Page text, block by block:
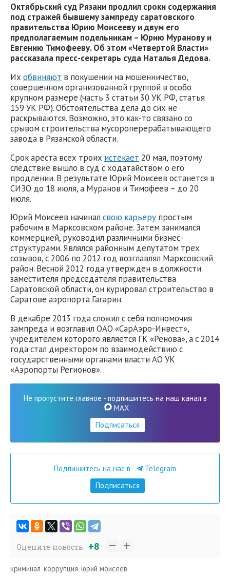
Октябрьский суд Рязани продлил сроки содержания
под стражей бывшему зампреду саратовского
правительства Юрию Моисееву и двум его
предполагаемым подельникам – Юрию Муранову и
Евгению Тимофееву. Об этом «Четвертой Власти»
рассказала пресс-секретарь суда Наталья Дедова.
Их обвиняют в покушении на мошенничество,
совершенном организованной группой в особо
крупном размере (часть 3 статьи 30 УК РФ, статья
159 УК РФ). Обстоятельства дела до сих не
раскрываются. Возможно, это как-то связано со
срывом строительства мусороперерабатывающего
завода в Рязанской области.
Срок ареста всех троих истекает 20 мая, поэтому
следствие вышло в суд с ходатайством о его
продлении. В результате Юрий Моисеев останется в
СИЗО до 18 июля, а Муранов и Тимофеев – до 20
июля.
Юрий Моисеев начинал свою карьеру простым
рабочим в Марксовском районе. Затем занимался
коммерцией, руководил различными бизнес-
структурами. Являлся районным депутатом трех
созывов, с 2006 по 2012 год возглавлял Марксовский
район. Весной 2012 года утвержден в должности
заместителя председателя правительства
Саратовской области, он курировал строительство в
Саратове аэропорта Гагарин.
В декабре 2013 года сложил с себя полномочия
зампреда и возглавил ОАО «СарАэро-Инвест»,
учредителем которого является ГК «Ренова», а с 2014
года стал директором по взаимодействию с
государственными органами власти АО УК
«Аэропорты Регионов».
Не пропустите главное - подпишитесь на наш канал в
MAX
Подписаться
Подпишитесь на нас в
Telegram
Подписаться
Оцените новость +8
криминал,коррупция,юрий моисеев